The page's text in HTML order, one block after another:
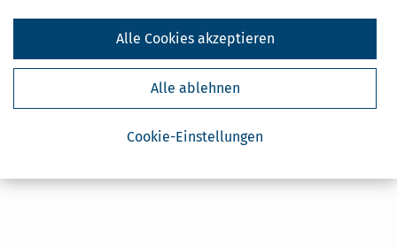
Cookie-Einstellungen
Alle ablehnen
Alle Cookies akzeptieren
Datenschutzhinweisehabe ich gelesen.
Meine Einwilligung kann ich jederzeit durch
Abbestellung des Newsletters widerrufen.